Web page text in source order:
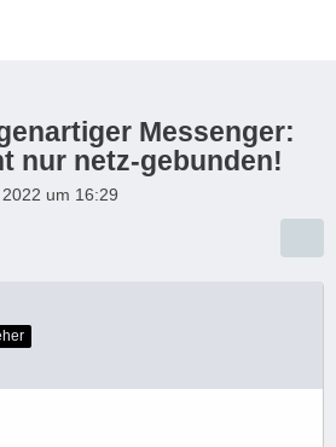
Messenger:
nur netz-gebunden!
um 16:29